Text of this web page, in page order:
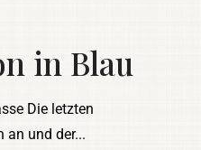
in Blau
Die letzten
an und der